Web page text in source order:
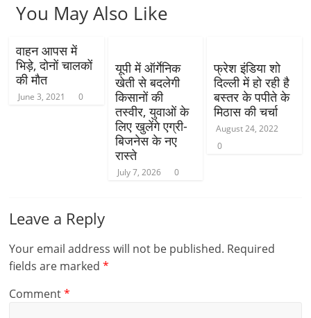
You May Also Like
वाहन आपस में
भिड़े, दोनों चालकों
की मौत
June 3, 2021 0
यूपी में ऑर्गेनिक
खेती से बदलेगी
किसानों की
तस्वीर, युवाओं के
लिए खुलेंगे एग्री-
बिजनेस के नए
रास्ते
July 7, 2026 0
फ्रेश इंडिया शो
दिल्ली में हो रही है
बस्तर के पपीते के
मिठास की चर्चा
August 24, 2022
0
Leave a Reply
Your email address will not be published. Required
fields are marked*
Comment*